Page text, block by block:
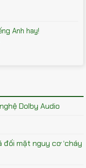
Anh hay!
Dolby Audio
đối mặt nguy cơ ‘cháy